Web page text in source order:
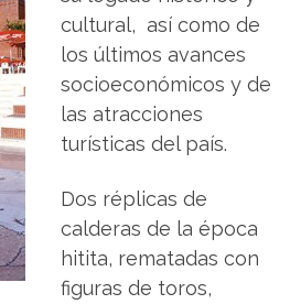
cultural, así como de
los últimos avances
socioeconómicos y de
las atracciones
turísticas del país.
Dos réplicas de
calderas de la época
hitita, rematadas con
figuras de toros,